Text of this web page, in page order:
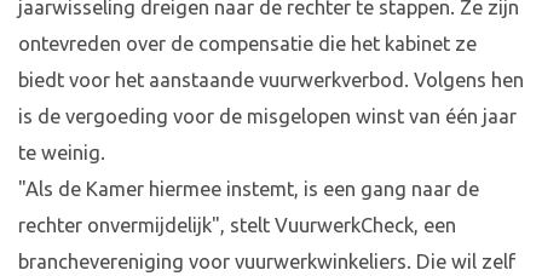
jaarwisseling dreigen naar de rechter te stappen. Ze zijn
ontevreden over de compensatie die het kabinet ze
biedt voor het aanstaande vuurwerkverbod. Volgens hen
is de vergoeding voor de misgelopen winst van één jaar
te weinig.
"Als de Kamer hiermee instemt, is een gang naar de
rechter onvermijdelijk", stelt VuurwerkCheck, een
branchevereniging voor vuurwerkwinkeliers. Die wil zelf